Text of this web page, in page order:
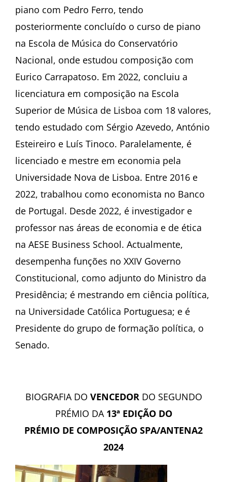
piano com Pedro Ferro, tendo
posteriormente concluído o curso de piano
na Escola de Música do Conservatório
Nacional, onde estudou composição com
Eurico Carrapatoso. Em 2022, concluiu a
licenciatura em composição na Escola
Superior de Música de Lisboa com 18 valores,
tendo estudado com Sérgio Azevedo, António
Esteireiro e Luís Tinoco. Paralelamente, é
licenciado e mestre em economia pela
Universidade Nova de Lisboa. Entre 2016 e
2022, trabalhou como economista no Banco
de Portugal. Desde 2022, é investigador e
professor nas áreas de economia e de ética
na AESE Business School. Actualmente,
desempenha funções no XXIV Governo
Constitucional, como adjunto do Ministro da
Presidência; é mestrando em ciência política,
na Universidade Católica Portuguesa; e é
Presidente do grupo de formação política, o
Senado.
BIOGRAFIA DO VENCEDORDO SEGUNDO
PRÉMIO DA 13ª EDIÇÃO DO
PRÉMIO DE COMPOSIÇÃO SPA/ANTENA2
2024